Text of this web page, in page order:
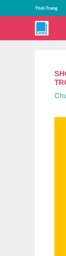
đến
dung
Thời Trang